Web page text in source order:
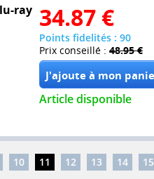
ray 34.87 €
Points fidelités : 90
Prix conseillé : 48.95 €
Article disponible
10 11 12 13 14 15